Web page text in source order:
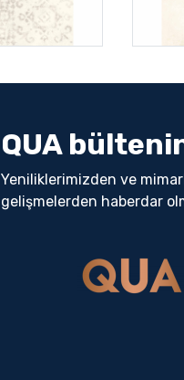
QUA
Yeniliklerimizden ve
gelişmelerden haberdar